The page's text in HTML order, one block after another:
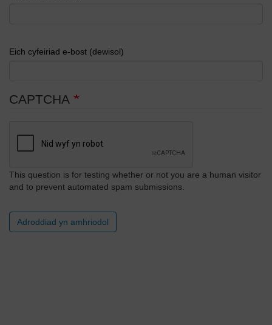
Eich cyfeiriad e-bost (dewisol)
CAPTCHA
This question is for testing whether or not you are a human visitor
and to prevent automated spam submissions.
Adroddiad yn amhriodol